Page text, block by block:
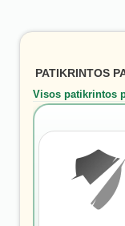
PATIKRINTOS
Visos patikrintos